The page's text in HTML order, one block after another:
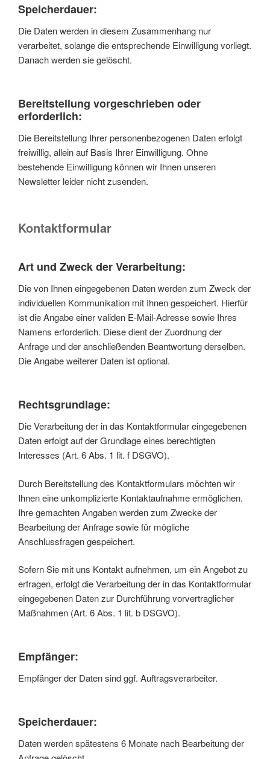
Speicherdauer:
Die Daten werden in diesem Zusammenhang nur
verarbeitet, solange die entsprechende Einwilligung vorliegt.
Danach werden sie gelöscht.
Bereitstellung vorgeschrieben oder
erforderlich:
Die Bereitstellung Ihrer personenbezogenen Daten erfolgt
freiwillig, allein auf Basis Ihrer Einwilligung. Ohne
bestehende Einwilligung können wir Ihnen unseren
Newsletter leider nicht zusenden.
Kontaktformular
Art und Zweck der Verarbeitung:
Die von Ihnen eingegebenen Daten werden zum Zweck der
individuellen Kommunikation mit Ihnen gespeichert. Hierfür
ist die Angabe einer validen E-Mail-Adresse sowie Ihres
Namens erforderlich. Diese dient der Zuordnung der
Anfrage und der anschließenden Beantwortung derselben.
Die Angabe weiterer Daten ist optional.
Rechtsgrundlage:
Die Verarbeitung der in das Kontaktformular eingegebenen
Daten erfolgt auf der Grundlage eines berechtigten
Interesses (Art. 6 Abs. 1 lit. f DSGVO).
Durch Bereitstellung des Kontaktformulars möchten wir
Ihnen eine unkomplizierte Kontaktaufnahme ermöglichen.
Ihre gemachten Angaben werden zum Zwecke der
Bearbeitung der Anfrage sowie für mögliche
Anschlussfragen gespeichert.
Sofern Sie mit uns Kontakt aufnehmen, um ein Angebot zu
erfragen, erfolgt die Verarbeitung der in das Kontaktformular
eingegebenen Daten zur Durchführung vorvertraglicher
Maßnahmen (Art. 6 Abs. 1 lit. b DSGVO).
Empfänger:
Empfänger der Daten sind ggf. Auftragsverarbeiter.
Speicherdauer:
Daten werden spätestens 6 Monate nach Bearbeitung der